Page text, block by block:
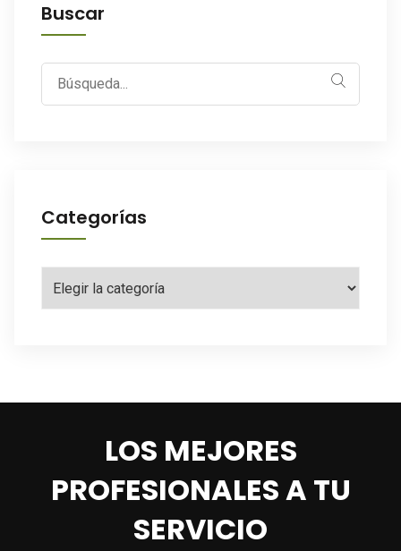
Buscar
for:
Categorías
LOS MEJORES
PROFESIONALES A TU
SERVICIO